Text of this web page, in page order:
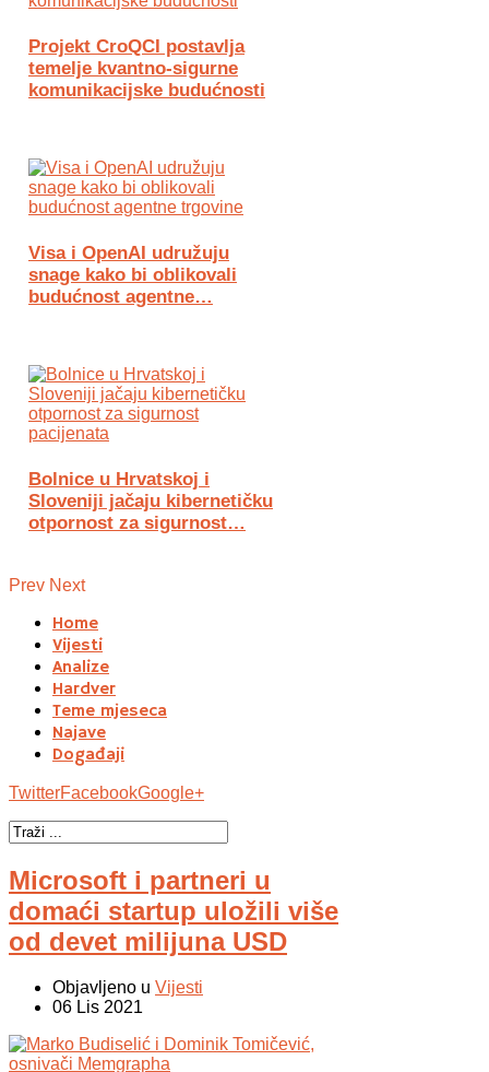
Projekt CroQCI postavlja
temelje kvantno-sigurne
komunikacijske budućnosti
Visa i OpenAI udružuju
snage kako bi oblikovali
budućnost agentne…
Bolnice u Hrvatskoj i
Sloveniji jačaju kibernetičku
otpornost za sigurnost…
Prev Next
Home
Vijesti
Analize
Hardver
Teme mjeseca
Najave
Događaji
TwitterFacebookGoogle+
Microsoft i partneri u
domaći startup uložili više
od devet milijuna USD
Objavljeno u Vijesti
06 Lis 2021